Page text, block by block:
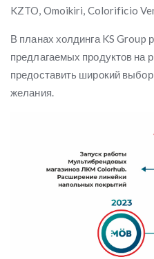
KZTO, Omoikiri, Colorificio
В планах холдинга KS Group
предлагаемых продуктов на
предоставить широкий
желания.